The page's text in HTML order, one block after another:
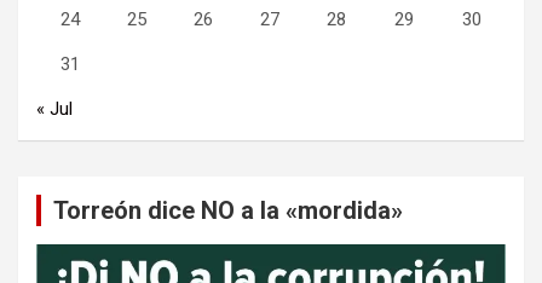
24 25 26 27 28 29 30
31
« Jul
Torreón dice NO a la «mordida»